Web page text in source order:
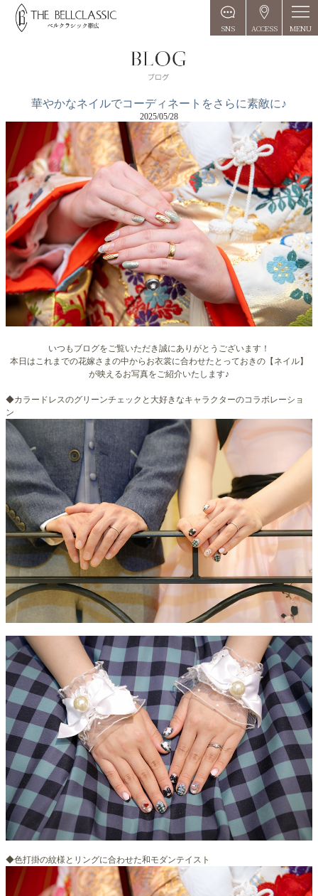
SNS ACCESS MENU
華やかなネイルでコーディネートをさらに素敵に♪
2025/05/28
いつもブログをご覧いただき誠にありがとうございます！
本日はこれまでの花嫁さまの中からお衣裳に合わせたとっておきの【ネイル】
が映えるお写真をご紹介いたします♪
◆カラードレスのグリーンチェックと大好きなキャラクターのコラボレーショ
ン
◆色打掛の紋様とリングに合わせた和モダンテイスト